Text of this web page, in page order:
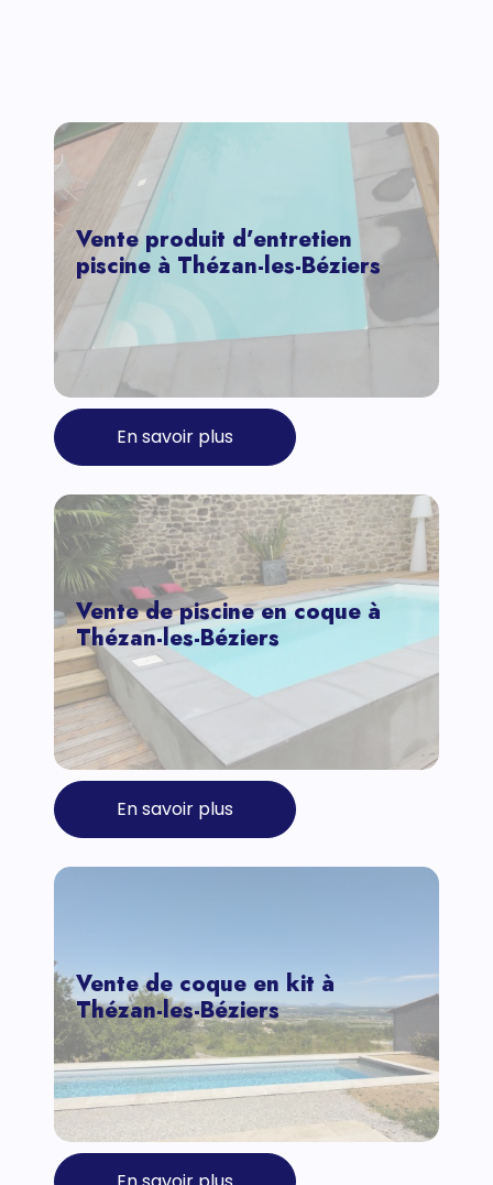
Vente produit d’entretien
piscine à Thézan-les-Béziers
En savoir plus
Vente de piscine en coque à
Thézan-les-Béziers
En savoir plus
Vente de coque en kit à
Thézan-les-Béziers